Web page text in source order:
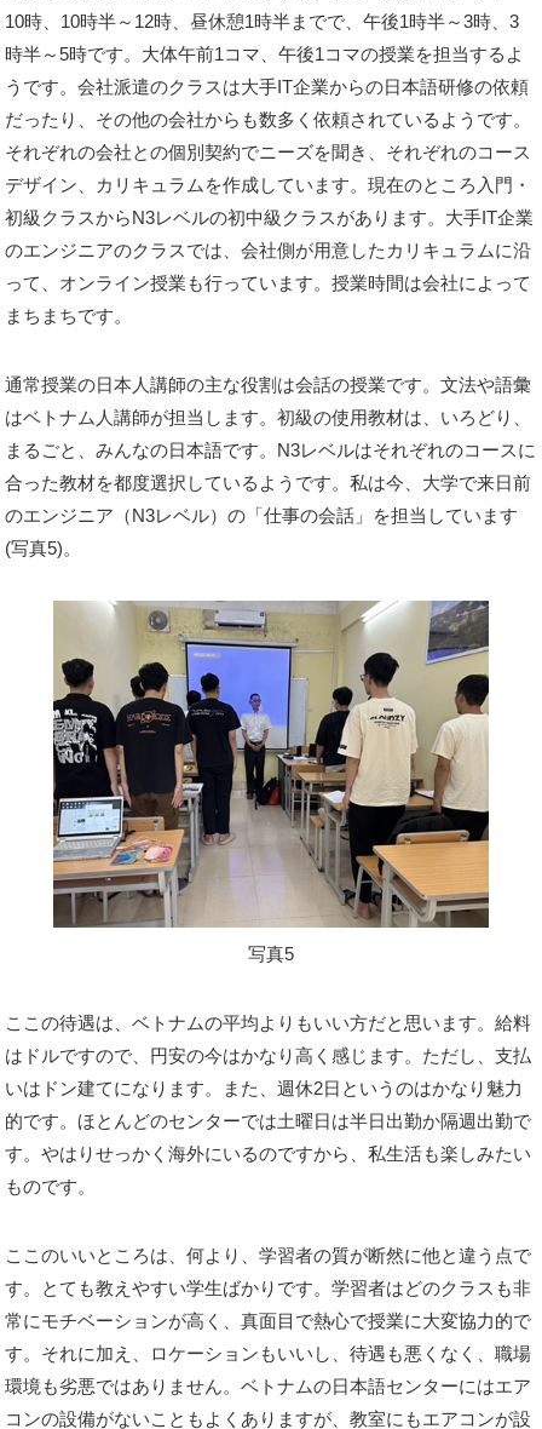
10時、10時半～12時、昼休憩1時半までで、午後1時半～3時、3
時半～5時です。大体午前1コマ、午後1コマの授業を担当するよ
うです。会社派遣のクラスは大手IT企業からの日本語研修の依頼
だったり、その他の会社からも数多く依頼されているようです。
それぞれの会社との個別契約でニーズを聞き、それぞれのコース
デザイン、カリキュラムを作成しています。現在のところ入門・
初級クラスからN3レベルの初中級クラスがあります。大手IT企業
のエンジニアのクラスでは、会社側が用意したカリキュラムに沿
って、オンライン授業も行っています。授業時間は会社によって
まちまちです。
通常授業の日本人講師の主な役割は会話の授業です。文法や語彙
はベトナム人講師が担当します。初級の使用教材は、いろどり、
まるごと、みんなの日本語です。N3レベルはそれぞれのコースに
合った教材を都度選択しているようです。私は今、大学で来日前
のエンジニア（N3レベル）の「仕事の会話」を担当しています
(写真5)。
写真5
ここの待遇は、ベトナムの平均よりもいい方だと思います。給料
はドルですので、円安の今はかなり高く感じます。ただし、支払
いはドン建てになります。また、週休2日というのはかなり魅力
的です。ほとんどのセンターでは土曜日は半日出勤か隔週出勤で
す。やはりせっかく海外にいるのですから、私生活も楽しみたい
ものです。
ここのいいところは、何より、学習者の質が断然に他と違う点で
す。とても教えやすい学生ばかりです。学習者はどのクラスも非
常にモチベーションが高く、真面目で熱心で授業に大変協力的で
す。それに加え、ロケーションもいいし、待遇も悪くなく、職場
環境も劣悪ではありません。ベトナムの日本語センターにはエア
コンの設備がないこともよくありますが、教室にもエアコンが設